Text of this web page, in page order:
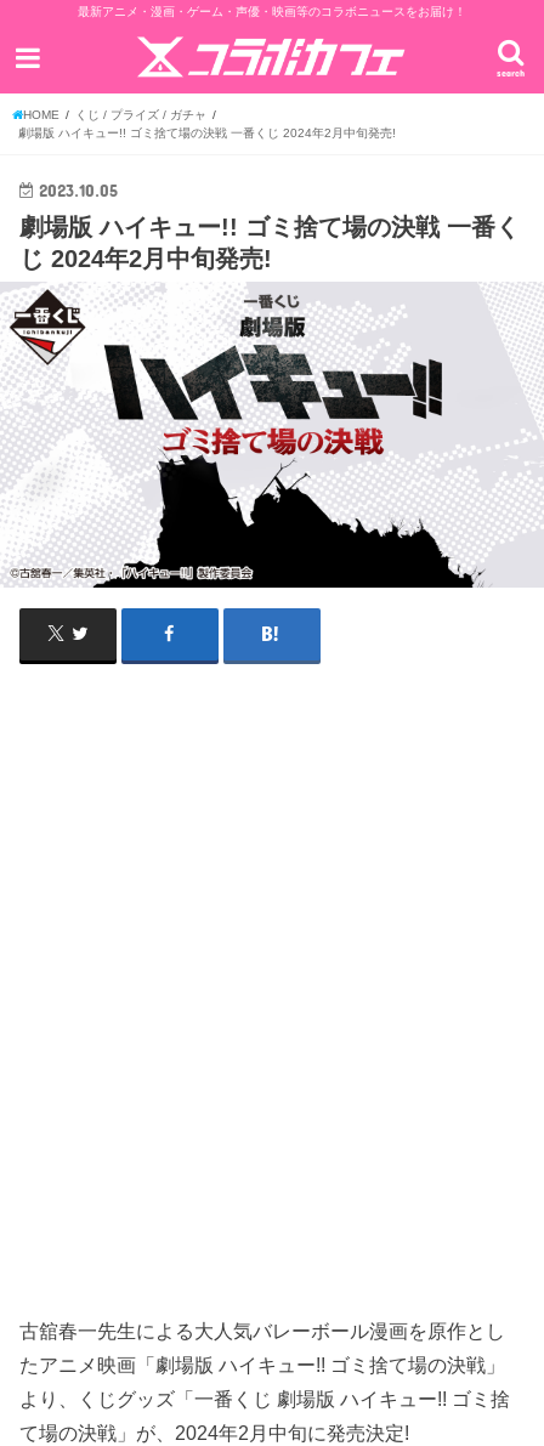
最新アニメ・漫画・ゲーム・声優・映画等のコラボニュースをお届け！
search
HOME
くじ / プライズ / ガチャ
劇場版 ハイキュー!! ゴミ捨て場の決戦 一番くじ 2024年2月中旬発売!
2023.10.05
劇場版 ハイキュー!! ゴミ捨て場の決戦 一番く
じ 2024年2月中旬発売!
古舘春一先生による大人気バレーボール漫画を原作とし
たアニメ映画「劇場版 ハイキュー!! ゴミ捨て場の決戦」
より、くじグッズ「一番くじ 劇場版 ハイキュー!! ゴミ捨
て場の決戦」が、2024年2月中旬に発売決定!